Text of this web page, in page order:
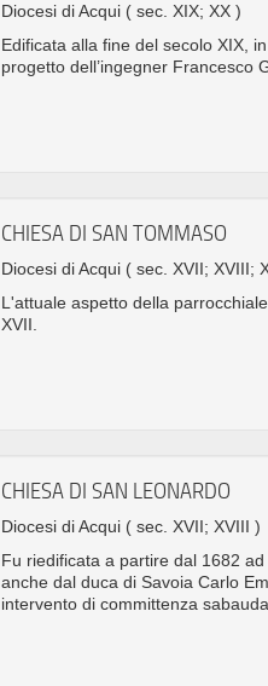
Diocesi di Acqui ( sec. XIX; XX )
Edificata alla fine del secolo XIX,
progetto dell’ingegner Francesco
CHIESA DI SAN TOMMASO
Diocesi di Acqui ( sec. XVII; XVIII;
L'attuale aspetto della
XVII.
CHIESA DI SAN LEONARDO
Diocesi di Acqui ( sec. XVII; XVIII )
Fu riedificata a partire dal 1682
anche dal duca di Savoia Carlo
intervento di committenza